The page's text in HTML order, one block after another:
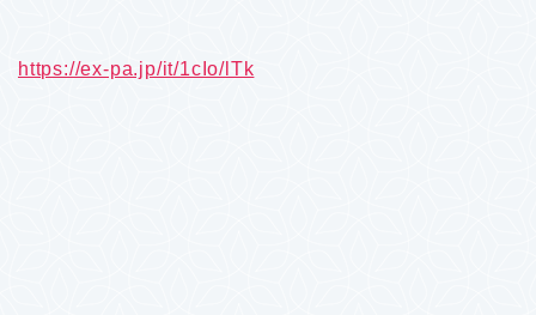
https://ex-pa.jp/it/1cIo/lTk